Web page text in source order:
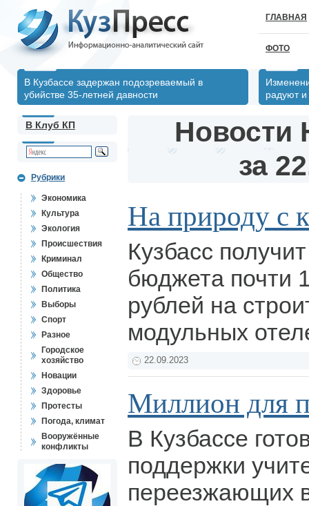
ГЛАВНАЯ
ФОТО
В Кузбассе задержан подозреваемый в
убийстве 35-летней давности
радуют и
В Клуб КП
Рубрики
Экономика
Культура
Экология
Происшествия
Криминал
Общество
Политика
Выборы
Спорт
Разное
Городское
хозяйство
Новации
Здоровье
Протесты
Погода, климат
Вооружённые
конфликты
Новости
за
На природу с
Кузбасс
бюджета почти
рублей на
модульных
22.09.2023
Миллион для
В Кузбассе
поддержки
переезжающих